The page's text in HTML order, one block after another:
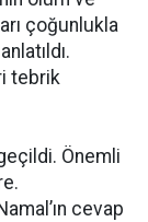
çoğunlukla
tebrik
Önemli
cevap